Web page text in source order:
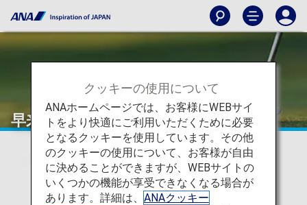
早来カントリー倶楽部
クッキーの使用について
ANAホームページでは、お客様にWEBサイ
トをより快適にご利用いただくために必要
となるクッキーを使用しています。その他
のクッキーの使用について、お客様が自由
に決めることができますが、WEBサイトの
いくつかの機能が享受できなくなる場合が
あります。詳細は、 ANAクッキー